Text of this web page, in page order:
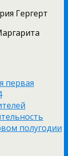
Гергерт
первая
полугодии